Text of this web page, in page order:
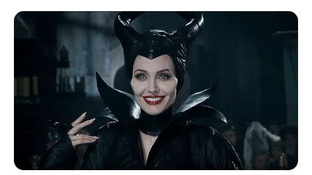
ebből könnyű lenne azt gondolni, hogy egy tiszás
képviselő nem állt be Magyar Péter mögé, de a
nyilvános tudósítások szerint a kép ennél
árnyaltabb. A HVG helyszíni beszámolója szerint
az egyetlen tartózkodó a KDNP-s Hargitai János
A 141 mandátum és a 140 igen miatt indult be a
parlamenti matek